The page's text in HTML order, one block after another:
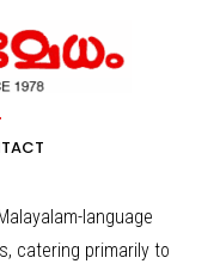
language
catering primarily to